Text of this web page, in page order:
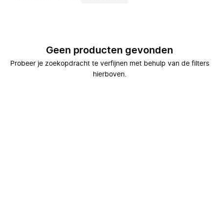
Geen producten gevonden
Probeer je zoekopdracht te verfijnen met behulp van de filters
hierboven.